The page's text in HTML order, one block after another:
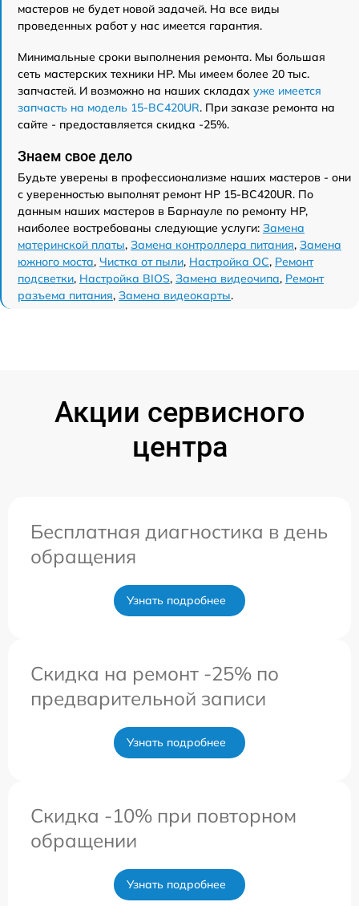
мастеров не будет новой задачей. На все виды
проведенных работ у нас имеется гарантия.
Минимальные сроки выполнения ремонта. Мы большая
сеть мастерских техники HP. Мы имеем более 20 тыс.
запчастей. И возможно на наших складах уже имеется
запчасть на модель 15-BC420UR. При заказе ремонта на
сайте - предоставляется скидка -25%.
Знаем свое дело
Будьте уверены в профессионализме наших мастеров - они
с уверенностью выполнят ремонт HP 15-BC420UR. По
данным наших мастеров в Барнауле по ремонту HP,
наиболее востребованы следующие услуги: Замена
материнской платы, Замена контроллера питания, Замена
южного моста, Чистка от пыли, Настройка ОС, Ремонт
подсветки, Настройка BIOS, Замена видеочипа, Ремонт
разъема питания, Замена видеокарты.
Акции сервисного
центра
Бесплатная диагностика в день
обращения
Узнать подробнее
Скидка на ремонт -25% по
предварительной записи
Узнать подробнее
Скидка -10% при повторном
обращении
Узнать подробнее